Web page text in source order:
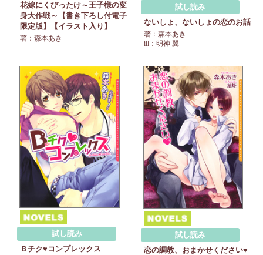
花嫁にくびったけ～王子様の変
身大作戦～【書き下ろし付電子
限定版】【イラスト入り】
著：森本あき
試し読み
ないしょ、ないしょの恋のお話
著：森本あき
ill：明神 翼
試し読み
Ｂチク♥コンプレックス
試し読み
恋の調教、おまかせください♥